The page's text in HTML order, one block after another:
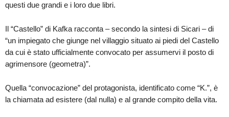
questi due grandi e i loro due libri.
Il “Castello” di Kafka racconta – secondo la sintesi di Sicari – di
“un impiegato che giunge nel villaggio situato ai piedi del Castello
da cui è stato ufficialmente convocato per assumervi il posto di
agrimensore (geometra)”.
Quella “convocazione” del protagonista, identificato come “K.”, è
la chiamata ad esistere (dal nulla) e al grande compito della vita.